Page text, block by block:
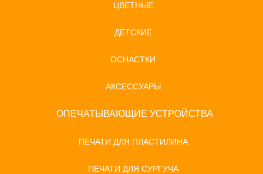
ЦВЕТНЫЕ
ДЕТСКИЕ
ОСНАСТКИ
АКСЕССУАРЫ
ОПЕЧАТЫВАЮЩИЕ УСТРОЙСТВА
ПЕЧАТИ ДЛЯ ПЛАСТИЛИНА
ПЕЧАТИ ДЛЯ СУРГУЧА